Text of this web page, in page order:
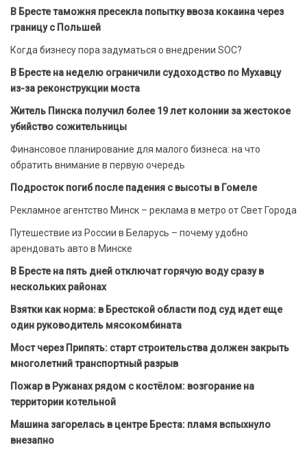
В Бресте таможня пресекла попытку ввоза кокаина через
границу с Польшей
Когда бизнесу пора задуматься о внедрении SOC?
В Бресте на неделю ограничили судоходство по Мухавцу
из-за реконструкции моста
Житель Пинска получил более 19 лет колонии за жестокое
убийство сожительницы
Финансовое планирование для малого бизнеса: на что
обратить внимание в первую очередь
Подросток погиб после падения с высоты в Гомеле
Рекламное агентство Минск – реклама в метро от Свет Города
Путешествие из России в Беларусь – почему удобно
арендовать авто в Минске
В Бресте на пять дней отключат горячую воду сразу в
нескольких районах
Взятки как норма: в Брестской области под суд идет еще
один руководитель мясокомбината
Мост через Припять: старт строительства должен закрыть
многолетний транспортный разрыв
Пожар в Ружанах рядом с костёлом: возгорание на
территории котельной
Машина загорелась в центре Бреста: пламя вспыхнуло
внезапно